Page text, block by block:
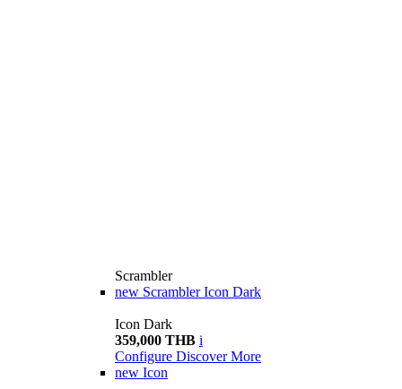
Scrambler
new Scrambler Icon Dark
Icon Dark
359,000 THB i
Configure Discover More
new Icon